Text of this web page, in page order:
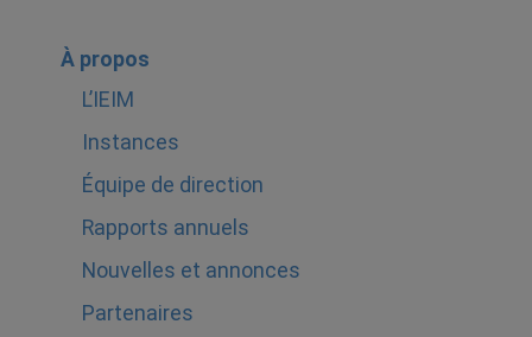
À propos
L’IEIM
Instances
Équipe de direction
Rapports annuels
Nouvelles et annonces
Partenaires